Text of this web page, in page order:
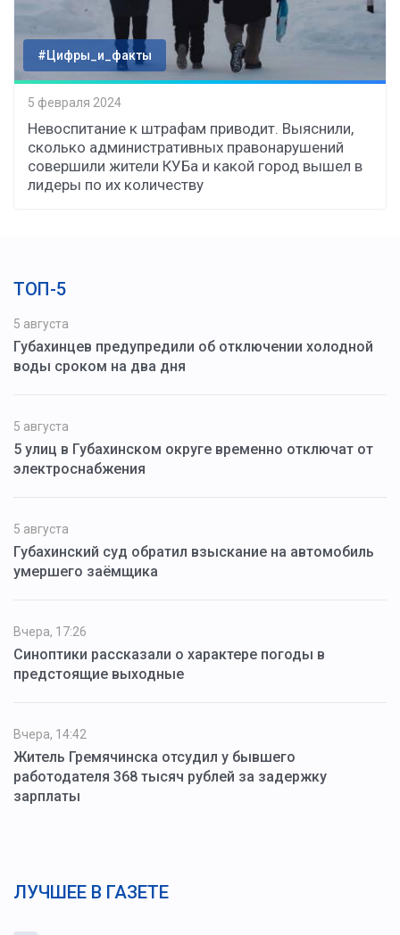
#Цифры_и_факты
5 февраля 2024
Невоспитание к штрафам приводит. Выяснили,
сколько административных правонарушений
совершили жители КУБа и какой город вышел в
лидеры по их количеству
ТОП-5
5 августа
Губахинцев предупредили об отключении холодной
воды сроком на два дня
5 августа
5 улиц в Губахинском округе временно отключат от
электроснабжения
5 августа
Губахинский суд обратил взыскание на автомобиль
умершего заёмщика
Вчера, 17:26
Синоптики рассказали о характере погоды в
предстоящие выходные
Вчера, 14:42
Житель Гремячинска отсудил у бывшего
работодателя 368 тысяч рублей за задержку
зарплаты
ЛУЧШЕЕ В ГАЗЕТЕ